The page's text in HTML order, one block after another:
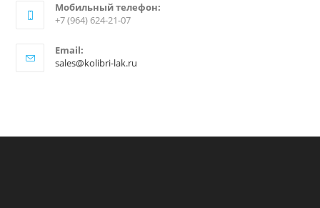
Мобильный телефон:
+7 (964) 624-21-07
Email:
sales@kolibri-lak.ru